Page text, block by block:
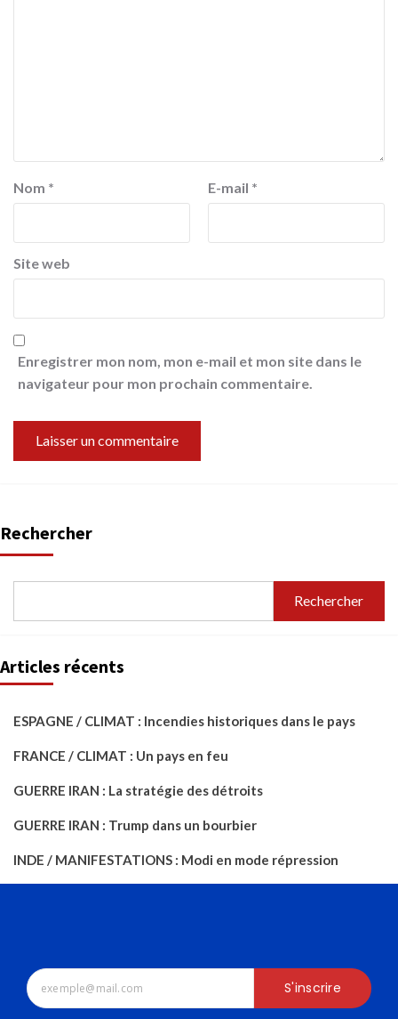
Nom * E-mail *
Site web
Enregistrer mon nom, mon e-mail et mon site dans le
navigateur pour mon prochain commentaire.
Rechercher
Rechercher
Articles récents
ESPAGNE / CLIMAT : Incendies historiques dans le pays
FRANCE / CLIMAT : Un pays en feu
GUERRE IRAN : La stratégie des détroits
GUERRE IRAN : Trump dans un bourbier
INDE / MANIFESTATIONS : Modi en mode répression
S'inscrire